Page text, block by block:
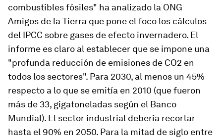
combustibles fósiles" ha analizado la ONG
Amigos de la Tierra que pone el foco los cálculos
del IPCC sobre gases de efecto invernadero. El
informe es claro al establecer que se impone una
"profunda reducción de emisiones de CO2 en
todos los sectores". Para 2030, al menos un 45%
respecto a lo que se emitía en 2010 (que fueron
más de 33, gigatoneladas según el Banco
Mundial). El sector industrial debería recortar
hasta el 90% en 2050. Para la mitad de siglo entre